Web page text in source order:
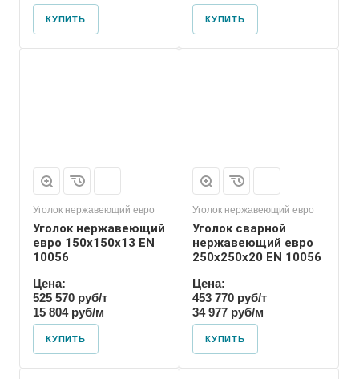
КУПИТЬ КУПИТЬ
Уголок нержавеющий евро
Уголок нержавеющий
евро 150х150х13 EN
10056
Цена:
525 570 руб/т
15 804 руб/м
КУПИТЬ
Уголок нержавеющий евро
Уголок сварной
нержавеющий евро
250х250х20 EN 10056
Цена:
453 770 руб/т
34 977 руб/м
КУПИТЬ